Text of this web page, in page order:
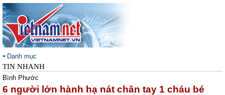
Danh mục
TIN NHANH
Bình Phước
6 người lớn hành hạ nát chân tay 1 cháu bé